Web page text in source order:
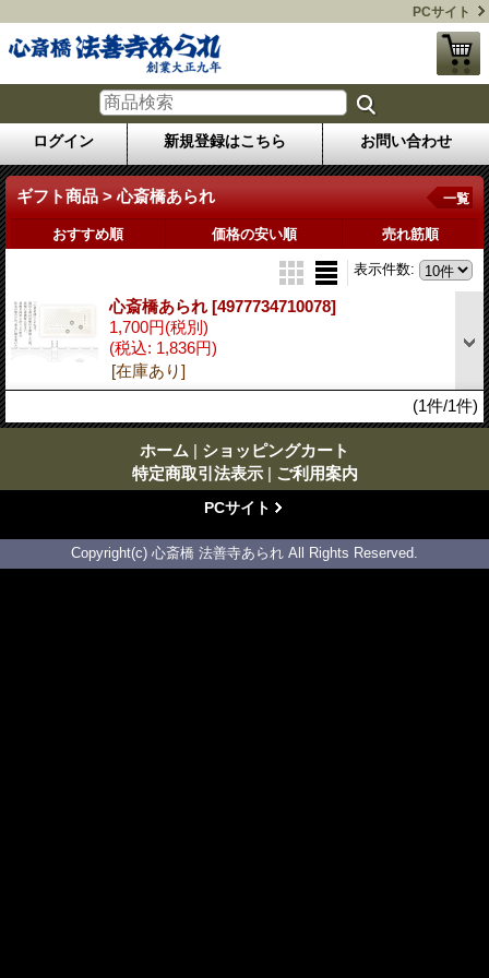
PCサイト
ログイン 新規登録はこちら お問い合わせ
ギフト商品 > 心斎橋あられ 一覧
おすすめ順 価格の安い順 売れ筋順
表示件数:
心斎橋あられ[4977734710078]
1,700円(税別)
(税込: 1,836円)
[在庫あり]
(1件/1件)
ホーム | ショッピングカート
特定商取引法表示 | ご利用案内
PCサイト
Copyright(c) 心斎橋 法善寺あられ All Rights Reserved.